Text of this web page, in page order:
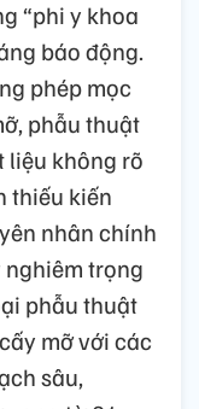
“phi y khoa
báo động.
phép mọc
phẫu thuật
liệu không rõ
thiếu kiến
nhân chính
trọng
phẫu thuật
mỡ với các
sâu,